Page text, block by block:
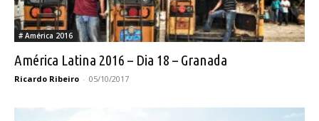
# América 2016
América Latina 2016 – Dia 18 – Granada
Ricardo Ribeiro - 05/10/2017